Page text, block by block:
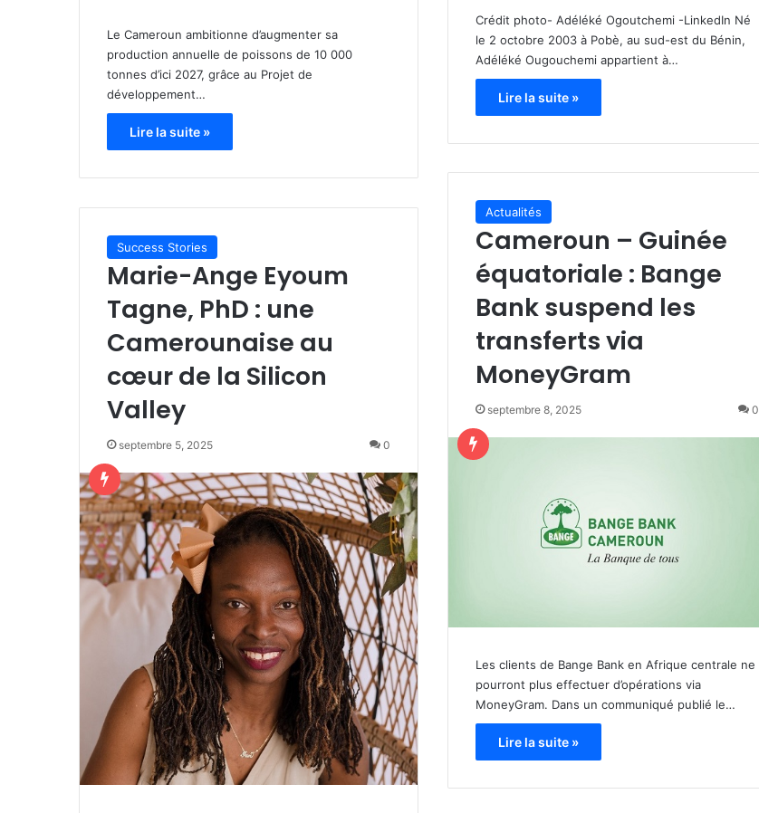
Le Cameroun ambitionne d’augmenter sa
production annuelle de poissons de 10 000
tonnes d’ici 2027, grâce au Projet de
développement…
Lire la suite »
Crédit photo- Adéléké Ogoutchemi -LinkedIn Né
le 2 octobre 2003 à Pobè, au sud-est du Bénin,
Adéléké Ougouchemi appartient à…
Lire la suite »
Actualités
Cameroun – Guinée
équatoriale : Bange
Bank suspend les
transferts via
MoneyGram
septembre 8, 2025 0
Les clients de Bange Bank en Afrique centrale ne
pourront plus effectuer d’opérations via
MoneyGram. Dans un communiqué publié le…
Lire la suite »
Success Stories
Marie-Ange Eyoum
Tagne, PhD : une
Camerounaise au
cœur de la Silicon
Valley
septembre 5, 2025 0